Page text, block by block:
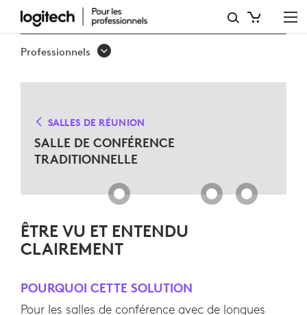
SOLUTIONS
POUR
CONFÉRENCE
TRADITIONNELLES
Professionnels
SALLES DE RÉUNION
SALLE DE CONFÉRENCE
TRADITIONNELLE
ÊTRE VU ET ENTENDU
CLAIREMENT
POURQUOI CETTE SOLUTION
Pour les salles de conférence avec de longues